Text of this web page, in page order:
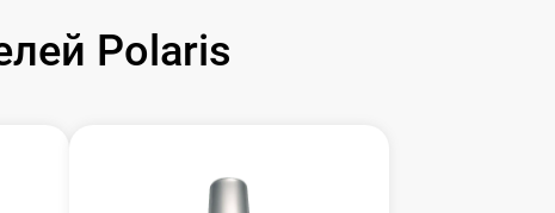
Polaris